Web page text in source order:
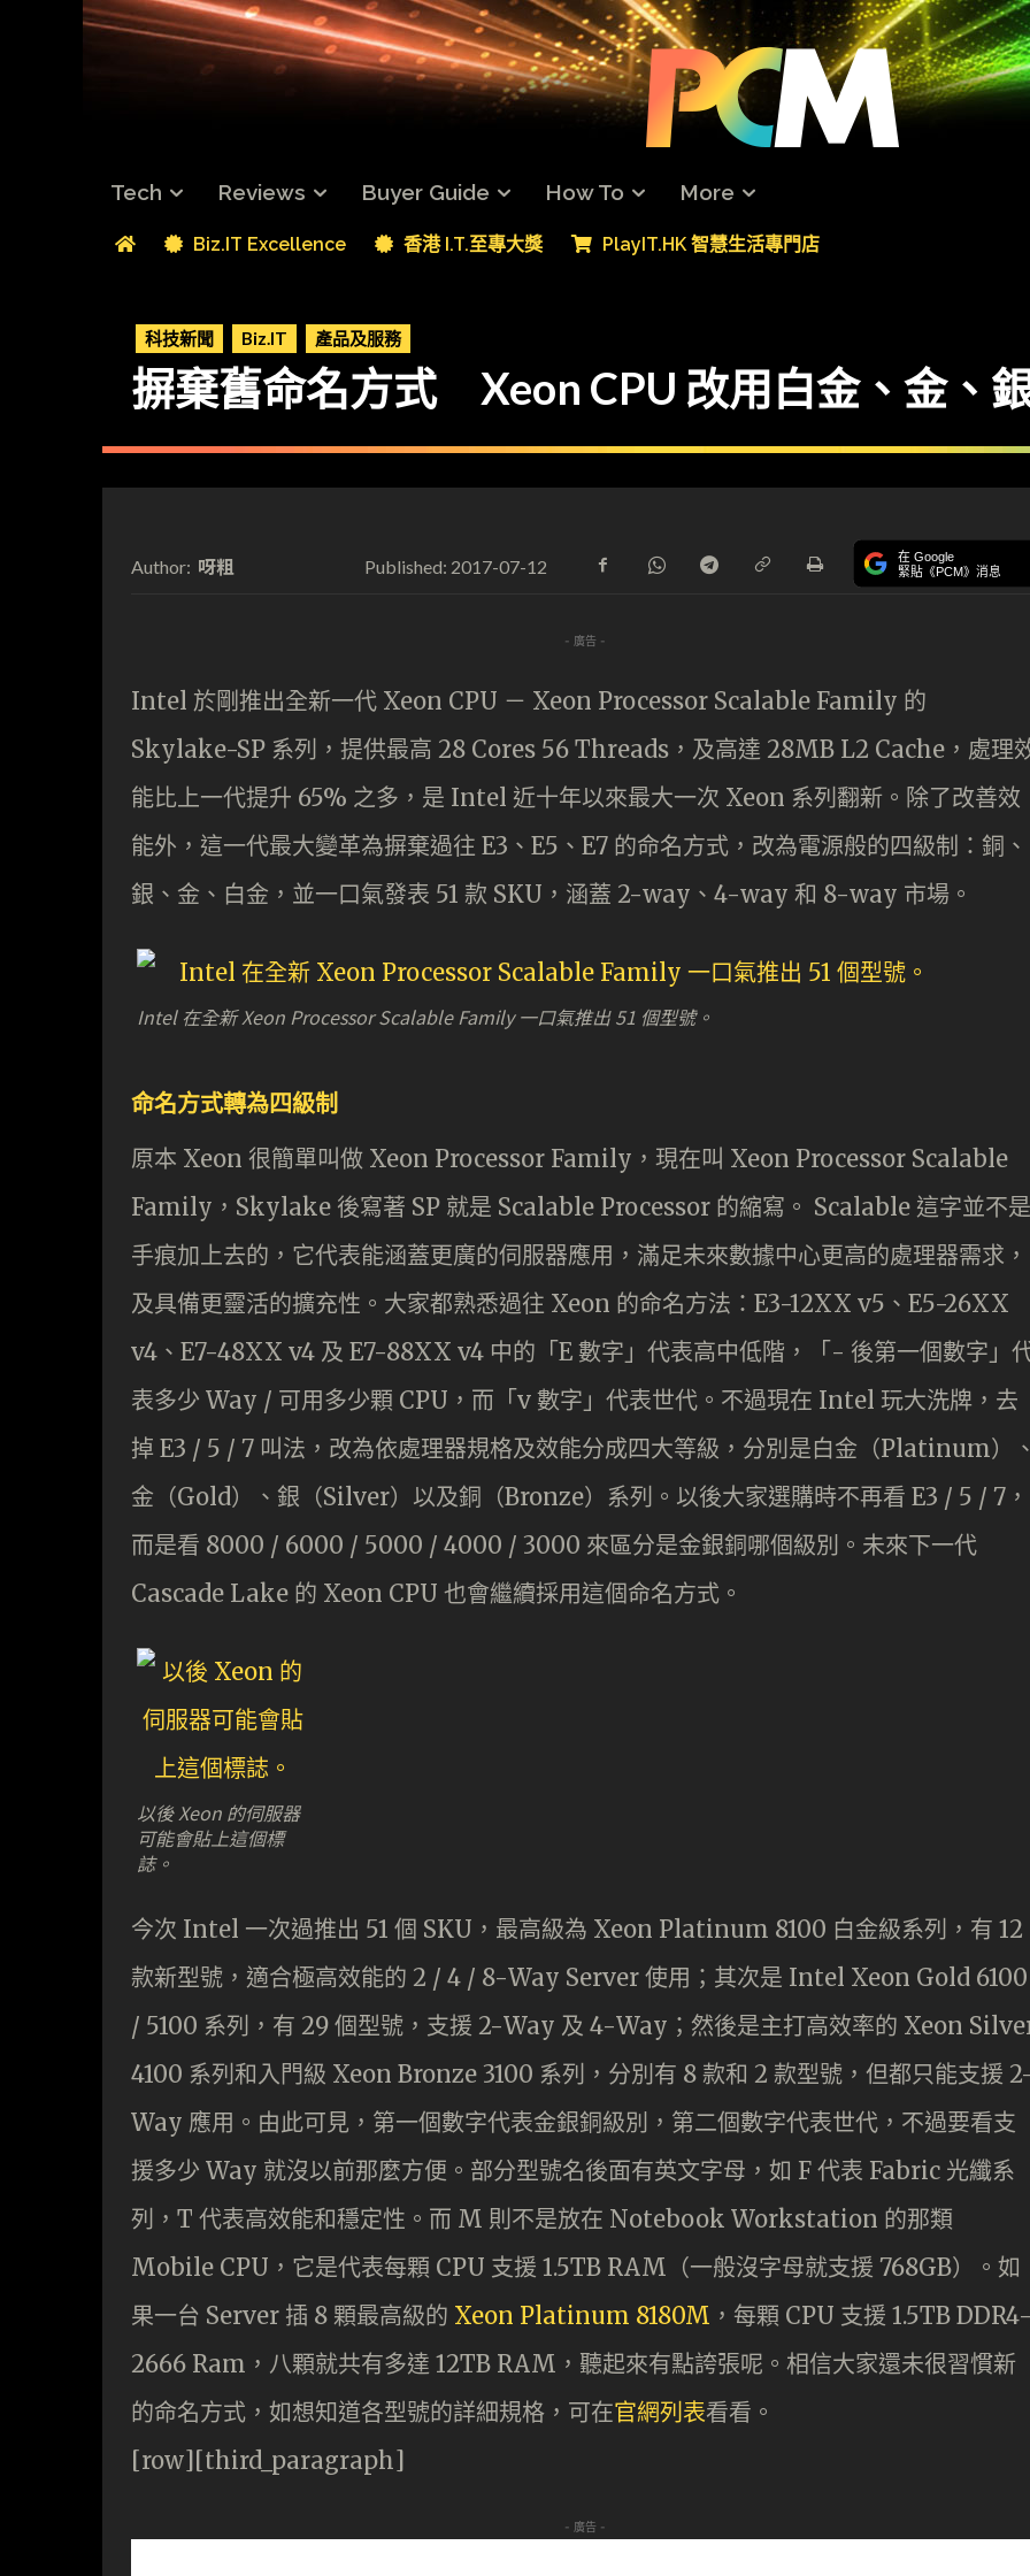
Tech Reviews Buyer Guide How To More
Biz.IT Excellence 香港 I.T.至專大獎 PlayIT.HK 智慧生活專門店
科技新聞 Biz.IT 產品及服務
摒棄舊命名方式 Xeon CPU 改用白金、金、
Author: 呀粗 Published: 2017-07-12 在 Google
緊貼《PCM》消息
- 廣告 -
Intel 於剛推出全新一代 Xeon CPU － Xeon Processor Scalable Family 的
Skylake-SP 系列，提供最高 28 Cores 56 Threads，及高達 28MB L2 Cache，處理
能比上一代提升 65% 之多，是 Intel 近十年以來最大一次 Xeon 系列翻新。除了改善效
能外，這一代最大變革為摒棄過往 E3、E5、E7 的命名方式，改為電源般的四級制：銅、
銀、金、白金，並一口氣發表 51 款 SKU，涵蓋 2-way、4-way 和 8-way 市場。
Intel 在全新 Xeon Processor Scalable Family 一口氣推出 51 個型號。
命名方式轉為四級制
原本 Xeon 很簡單叫做 Xeon Processor Family，現在叫 Xeon Processor Scalable
Family，Skylake 後寫著 SP 就是 Scalable Processor 的縮寫。 Scalable 這字並不是
手痕加上去的，它代表能涵蓋更廣的伺服器應用，滿足未來數據中心更高的處理器需求，
及具備更靈活的擴充性。大家都熟悉過往 Xeon 的命名方法：E3-12XX v5、E5-26XX
v4、E7-48XX v4 及 E7-88XX v4 中的「E 數字」代表高中低階，「- 後第一個數字」
表多少 Way / 可用多少顆 CPU，而「v 數字」代表世代。不過現在 Intel 玩大洗牌，去
掉 E3 / 5 / 7 叫法，改為依處理器規格及效能分成四大等級，分別是白金（Platinum）
金（Gold）、銀（Silver）以及銅（Bronze）系列。以後大家選購時不再看 E3 / 5 / 7，
而是看 8000 / 6000 / 5000 / 4000 / 3000 來區分是金銀銅哪個級別。未來下一代
Cascade Lake 的 Xeon CPU 也會繼續採用這個命名方式。
以後 Xeon 的伺服器
可能會貼上這個標
誌。
今次 Intel 一次過推出 51 個 SKU，最高級為 Xeon Platinum 8100 白金級系列，有 12
款新型號，適合極高效能的 2 / 4 / 8-Way Server 使用；其次是 Intel Xeon Gold 6100
/ 5100 系列，有 29 個型號，支援 2-Way 及 4-Way；然後是主打高效率的 Xeon
4100 系列和入門級 Xeon Bronze 3100 系列，分別有 8 款和 2 款型號，但都只能支援
Way 應用。由此可見，第一個數字代表金銀銅級別，第二個數字代表世代，不過要看支
援多少 Way 就沒以前那麼方便。部分型號名後面有英文字母，如 F 代表 Fabric 光纖系
列，T 代表高效能和穩定性。而 M 則不是放在 Notebook Workstation 的那類
Mobile CPU，它是代表每顆 CPU 支援 1.5TB RAM（一般沒字母就支援 768GB）。如
果一台 Server 插 8 顆最高級的 Xeon Platinum 8180M ，每顆 CPU 支援 1.5TB
2666 Ram，八顆就共有多達 12TB RAM，聽起來有點誇張呢。相信大家還未很習慣新
的命名方式，如想知道各型號的詳細規格，可在官網列表看看。
[row][third_paragraph]
- 廣告 -